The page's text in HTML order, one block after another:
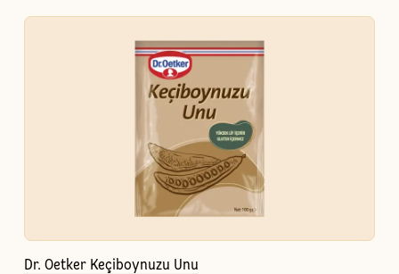
Dr. Oetker Keçiboynuzu Unu